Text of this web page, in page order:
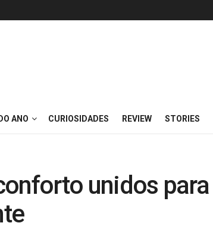
ANO CURIOSIDADES REVIEW STORIES
unidos para